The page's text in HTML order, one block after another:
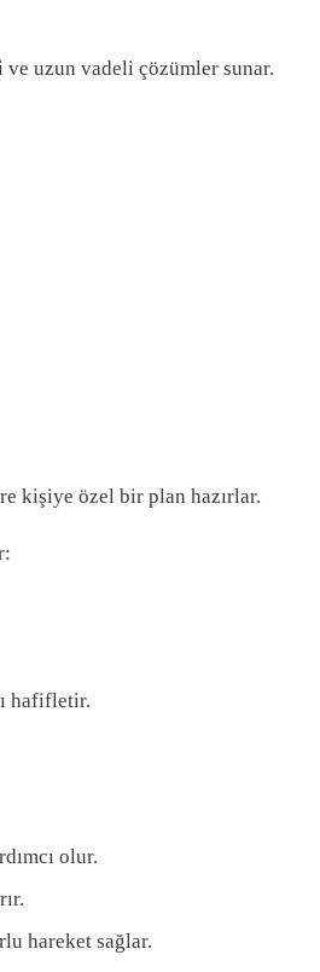
uzun vadeli çözümler sunar.
kişiye özel bir plan hazırlar.
hafifletir.
olur.
hareket sağlar.